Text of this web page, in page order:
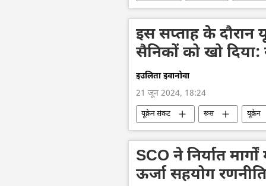
बैलिस्टिक मिसाइल प्रणाली
रूस
आयात
निर्यात रक्षा
इस सप्ताह के
सैनिकों को खो दिया:
इउलिता इवानोवा
21 जून 2024, 18:24
यूक्रेन संकट रूस यूक्रेन
यूक्रेन सशस्त्र बल
रूसी सैन्य तकनीक
SCO ने निर्यात
ऊर्जा सहयोग